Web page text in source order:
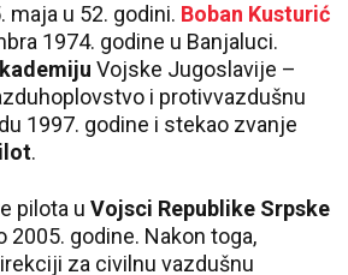
maja u 52. godini. Boban Kusturić
1974. godine u Banjaluci.
Vojske Jugoslavije –
i protivvazdušnu
1997. godine i stekao zvanje
.
pilota u Vojsci Republike Srpske
2005. godine. Nakon toga,
za civilnu vazdušnu